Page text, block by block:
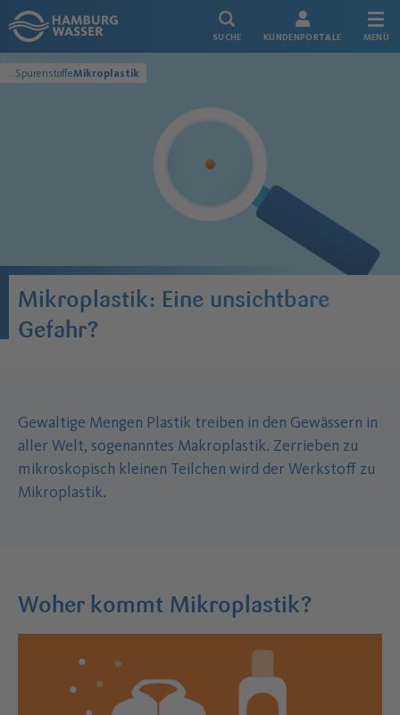
Link zur Startseite
SUCHE KUNDENPORTALE MENÜ
Wasserschutz
...SpurenstoffeMikroplastik
Mikroplastik: Eine unsichtbare
Gefahr?
Gewaltige Mengen Plastik treiben in den Gewässern in
aller Welt, sogenanntes Makroplastik. Zerrieben zu
mikroskopisch kleinen Teilchen wird der Werkstoff zu
Mikroplastik.
Woher kommt Mikroplastik?